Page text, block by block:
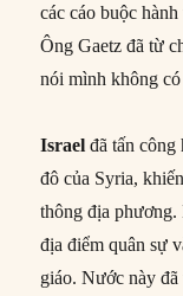
các cáo buộc
Ông Gaetz đã từ
nói mình không
Israel đã tấn
đô của Syria,
thông địa phương.
địa điểm quân sự
giáo. Nước này